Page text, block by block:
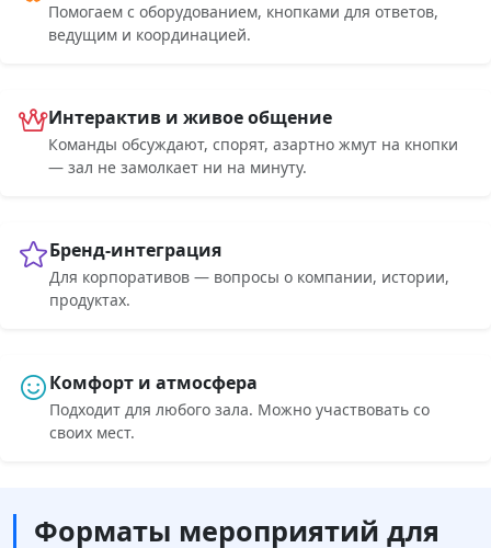
Помогаем с оборудованием, кнопками для ответов,
ведущим и координацией.
Интерактив и живое общение
Команды обсуждают, спорят, азартно жмут на кнопки
— зал не замолкает ни на минуту.
Бренд-интеграция
Для корпоративов — вопросы о компании, истории,
продуктах.
Комфорт и атмосфера
Подходит для любого зала. Можно участвовать со
своих мест.
Форматы мероприятий для